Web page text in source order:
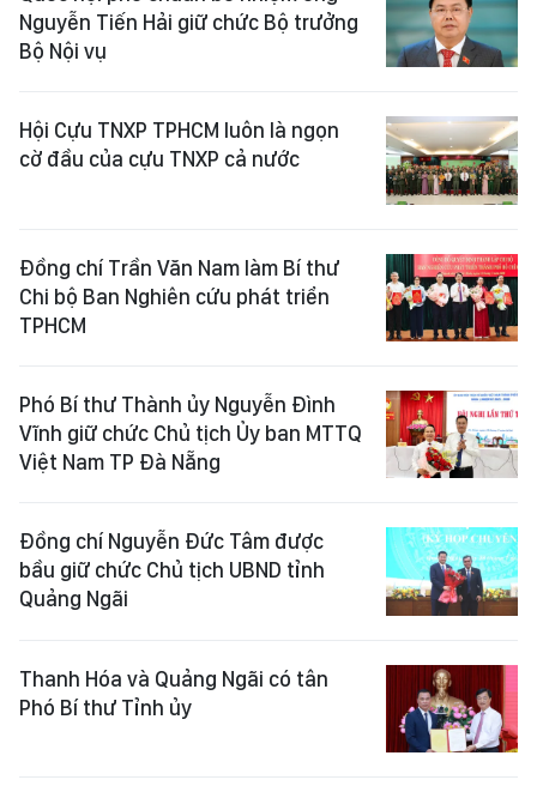
Nguyễn Tiến Hải giữ chức Bộ trưởng
Bộ Nội vụ
Hội Cựu TNXP TPHCM luôn là ngọn
cờ đầu của cựu TNXP cả nước
Đồng chí Trần Văn Nam làm Bí thư
Chi bộ Ban Nghiên cứu phát triển
TPHCM
Phó Bí thư Thành ủy Nguyễn Đình
Vĩnh giữ chức Chủ tịch Ủy ban MTTQ
Việt Nam TP Đà Nẵng
Đồng chí Nguyễn Đức Tâm được
bầu giữ chức Chủ tịch UBND tỉnh
Quảng Ngãi
Thanh Hóa và Quảng Ngãi có tân
Phó Bí thư Tỉnh ủy